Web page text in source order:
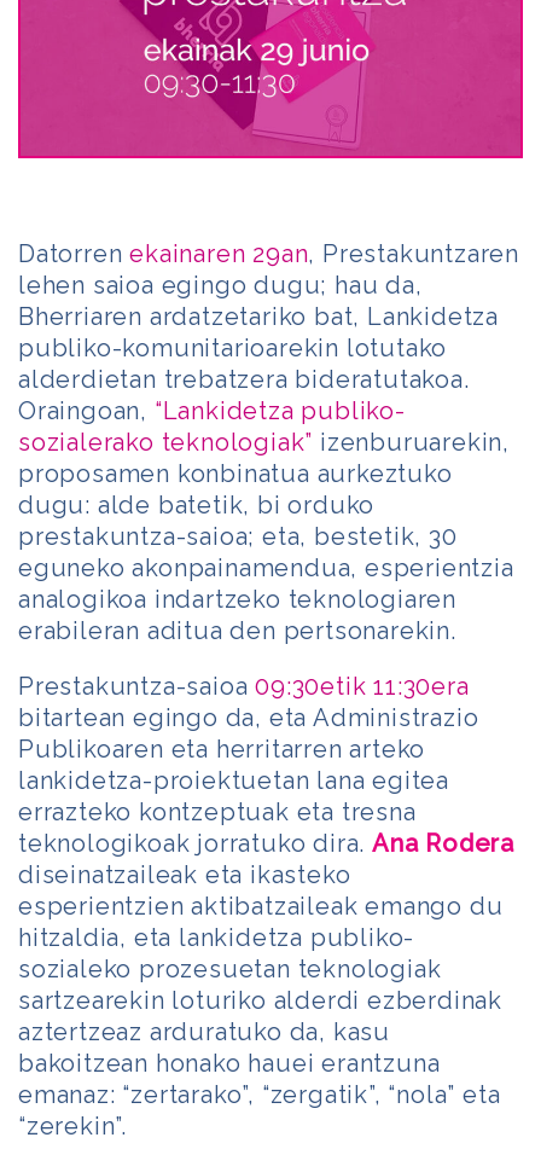
Datorrenekainaren 29an, Prestakuntzaren
lehen saioa egingo dugu; hau da,
Bherriaren ardatzetariko bat, Lankidetza
publiko-komunitarioarekin lotutako
alderdietan trebatzera bideratutakoa.
Oraingoan, “Lankidetza publiko-
sozialerako teknologiak” izenburuarekin,
proposamen konbinatua aurkeztuko
dugu: alde batetik, bi orduko
prestakuntza-saioa; eta, bestetik, 30
eguneko akonpainamendua, esperientzia
analogikoa indartzeko teknologiaren
erabileran aditua den pertsonarekin.
Prestakuntza-saioa09:30etik 11:30era
bitartean egingo da, eta Administrazio
Publikoaren eta herritarren arteko
lankidetza-proiektuetan lana egitea
errazteko kontzeptuak eta tresna
teknologikoak jorratuko dira. Ana Rodera
diseinatzaileak eta ikasteko
esperientzien aktibatzaileak emango du
hitzaldia, eta lankidetza publiko-
sozialeko prozesuetan teknologiak
sartzearekin loturiko alderdi ezberdinak
aztertzeaz arduratuko da, kasu
bakoitzean honako hauei erantzuna
emanaz: “zertarako”, “zergatik”, “nola” eta
“zerekin”.